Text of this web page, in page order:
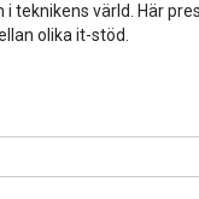
i teknikens värld. Här
olika it-stöd.